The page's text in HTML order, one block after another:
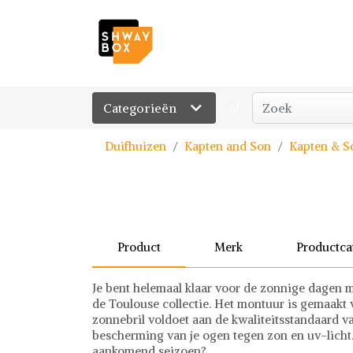
Categorieën
Duifhuizen Kapten and Son Kapten &
Product Merk
Je bent helemaal klaar voor de zonnige
de Toulouse collectie. Het montuur is
zonnebril voldoet aan de kwaliteitsstandaard
bescherming van je ogen tegen zon en uv-